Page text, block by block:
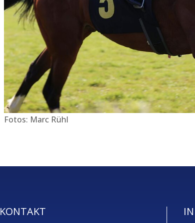
Fotos: Marc Rühl
KONTAKT